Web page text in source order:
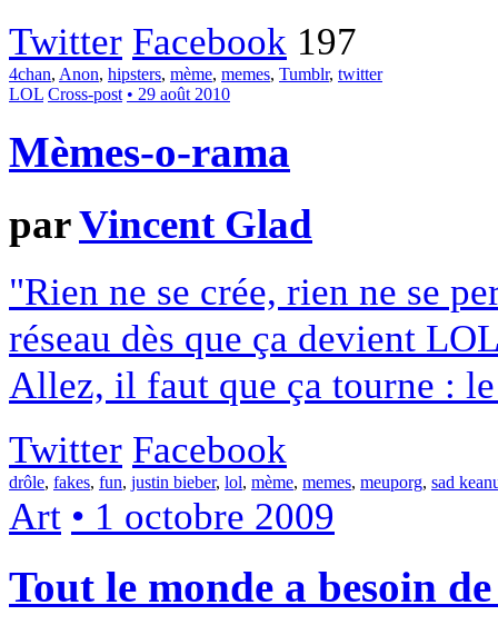
Twitter Facebook 197
4chan, Anon, hipsters, mème, memes, Tumblr, twitter
LOL Cross-post • 29 août 2010
Mèmes-o-rama
parVincent Glad
"Rien ne se crée, rien ne se
réseau dès que ça devient
Allez, il faut que ça tourne :
Twitter Facebook
drôle, fakes, fun, justin bieber, lol, mème, memes, meuporg, sad
Art • 1 octobre 2009
Tout le monde a besoin